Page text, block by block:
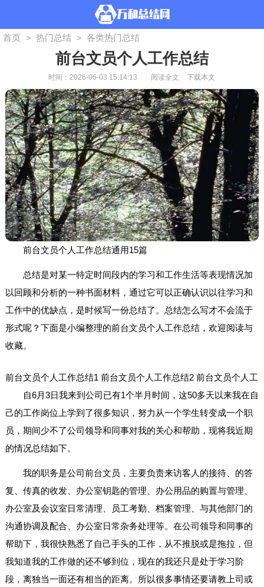
首页 > 热门总结 > 各类热门总结
前台文员个人工作总结
时间：2026-06-03 15:14:13 阅读全文 下载本文
前台文员个人工作总结通用15篇
总结是对某一特定时间段内的学习和工作生活等表现情况加
以回顾和分析的一种书面材料，通过它可以正确认识以往学习和
工作中的优缺点，是时候写一份总结了。总结怎么写才不会流于
形式呢？下面是小编整理的前台文员个人工作总结，欢迎阅读与
收藏。
前台文员个人工作总结1
自6月3日我来到公司已有1个半月时间，这50多天以来我在自
己的工作岗位上学到了很多知识，努力从一个学生转变成一个职
员，期间少不了公司领导和同事对我的关心和帮助，现将我近期
的情况总结如下。
我的职务是公司前台文员，主要负责来访客人的接待、的答
复、传真的收发、办公室钥匙的管理、办公用品的购置与管理、
办公室及会议室日常清理、员工考勤、档案管理、与其他部门的
沟通协调及配合、办公室日常杂务处理等。在公司领导和同事的
帮助下，我很快熟悉了自己手头的工作，从不推脱或是拖拉，但
我知道我的工作做的还不够到位，现在的我还只是处于学习阶
段，离独当一面还有相当的距离。所以很多事情还要请教上司或
前台文员个人工作总结2 前台文员个人工